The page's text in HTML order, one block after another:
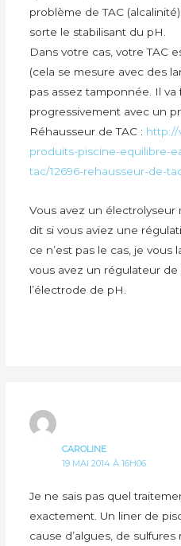
problème de TAC
sorte le stabilisant du pH.
Dans votre cas, votre TAC
(cela se mesure avec des
pas assez tamponnée. Il va
progressivement avec un
Réhausseur de TAC : http://
produits-piscine-equilibre-
tac/12696-rehausseur-de-
Vous avez un électrolyseur
dit si vous aviez une
ce n’est pas le cas, je vous
vous avez un régulateur
l’électrode de pH.
CAROLINE
19 MAI 2014 À 16H06
Je ne sais pas quel
exactement. Un liner de
cause d’algues, de